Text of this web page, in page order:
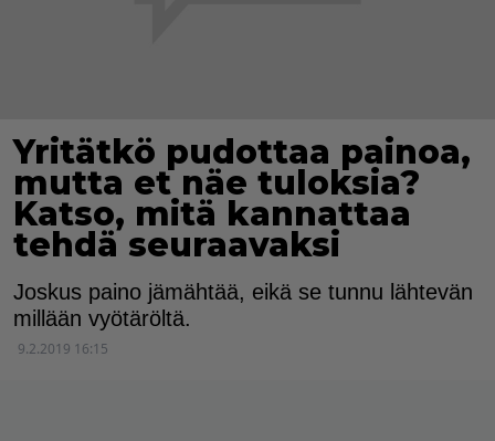
Yritätkö pudottaa painoa,
mutta et näe tuloksia?
Katso, mitä kannattaa
tehdä seuraavaksi
Joskus paino jämähtää, eikä se tunnu lähtevän
millään vyötäröltä.
9.2.2019 16:15